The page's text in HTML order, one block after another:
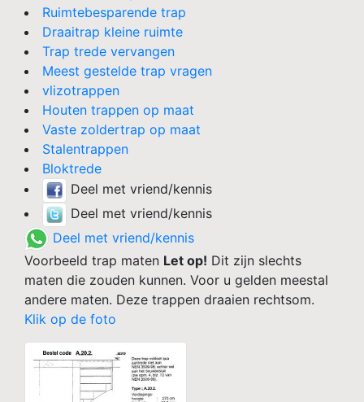
Ruimtebesparende trap
Draaitrap kleine ruimte
Trap trede vervangen
Meest gestelde trap vragen
vlizotrappen
Houten trappen op maat
Vaste zoldertrap op maat
Stalentrappen
Bloktrede
Deel met vriend/kennis
Deel met vriend/kennis
Deel met vriend/kennis
Voorbeeld trap maten Let op! Dit zijn slechts
maten die zouden kunnen. Voor u gelden meestal
andere maten. Deze trappen draaien rechtsom.
Klik op de foto